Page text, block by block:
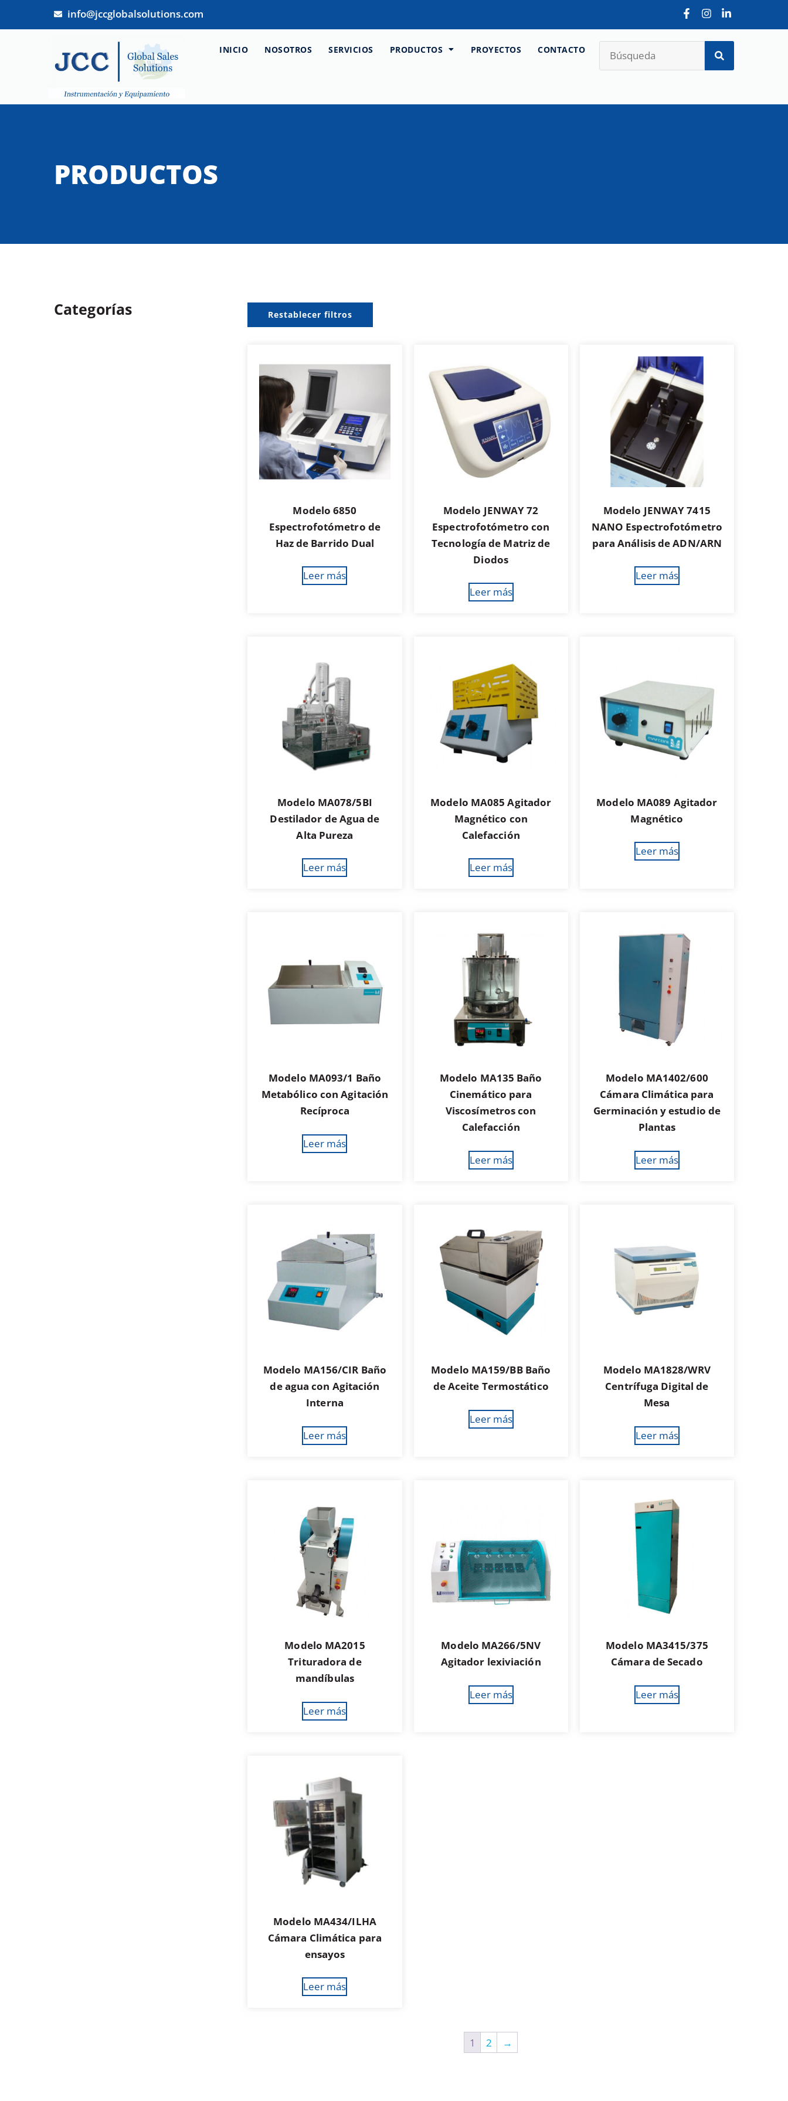
info@jccglobalsolutions.com
INICIO NOSOTROS SERVICIOS PRODUCTOS PROYECTOS CONTACTO
PRODUCTOS
Categorías Restablecer filtros
Modelo 6850
Espectrofotómetro de
Haz de Barrido Dual
Leer más
Modelo JENWAY 72
Espectrofotómetro con
Tecnología de Matriz de
Diodos
Leer más
Modelo JENWAY 7415
NANO Espectrofotómetro
para Análisis de ADN/ARN
Leer más
Modelo MA078/5BI
Destilador de Agua de
Alta Pureza
Leer más
Modelo MA085 Agitador
Magnético con
Calefacción
Leer más
Modelo MA089 Agitador
Magnético
Leer más
Modelo MA093/1 Baño
Metabólico con Agitación
Recíproca
Leer más
Modelo MA135 Baño
Cinemático para
Viscosímetros con
Calefacción
Leer más
Modelo MA1402/600
Cámara Climática para
Germinación y estudio de
Plantas
Leer más
Modelo MA156/CIR Baño
de agua con Agitación
Interna
Leer más
Modelo MA159/BB Baño
de Aceite Termostático
Leer más
Modelo MA1828/WRV
Centrífuga Digital de
Mesa
Leer más
Modelo MA2015
Trituradora de
mandíbulas
Leer más
Modelo MA266/5NV
Agitador lexiviación
Leer más
Modelo MA3415/375
Cámara de Secado
Leer más
Modelo MA434/ILHA
Cámara Climática para
ensayos
Leer más
1 2 →